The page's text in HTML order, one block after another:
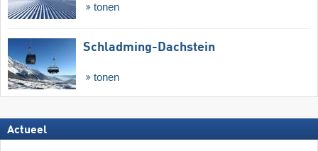
tonen
Schladming-Dachstein
tonen
Actueel